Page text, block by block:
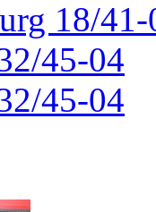
18/41-
45-04
45-04